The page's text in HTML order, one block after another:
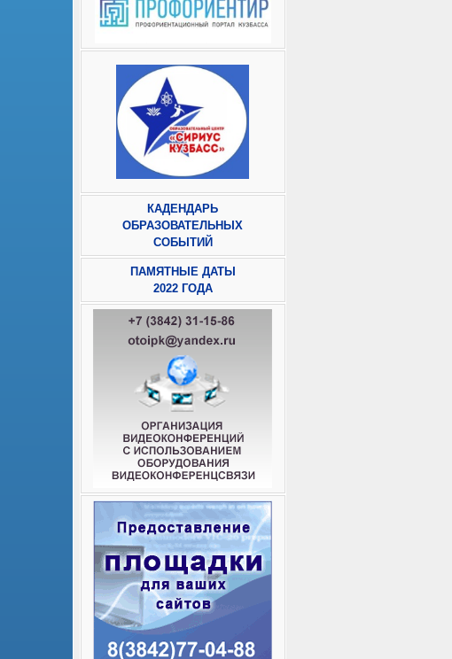
КАДЕНДАРЬ
ОБРАЗОВАТЕЛЬНЫХ
СОБЫТИЙ
ПАМЯТНЫЕ ДАТЫ
2022 ГОДА